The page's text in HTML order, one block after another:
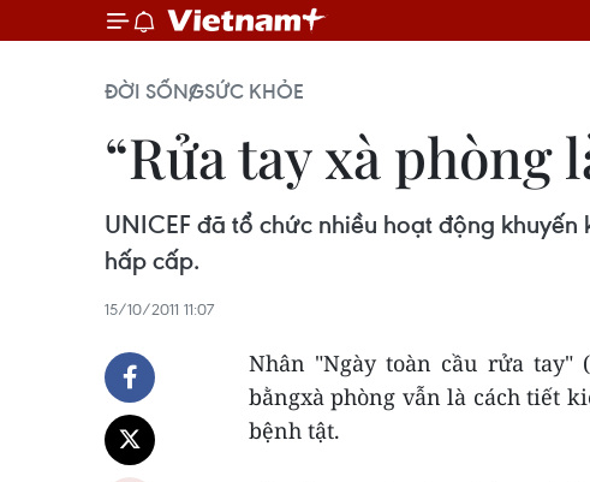
ĐỜI SỐNGSỨC KHỎE
“Rửa tay xà phòng
UNICEF đã tổ chức nhiều hoạt động
hấp cấp.
15/10/2011 11:07
Nhân "Ngày toàn cầu rửa tay"
bằngxà phòng vẫn là cách tiết
bệnh tật.